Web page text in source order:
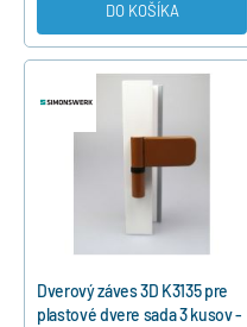
DO KOŠÍKA
Dverový záves 3D K3135 pre
plastové dvere sada 3 kusov -